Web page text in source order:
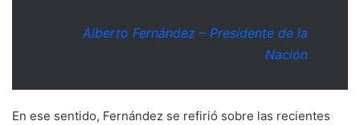
Alberto Fernández – Presidente de la
Nación
En ese sentido, Fernández se refirió sobre las recientes